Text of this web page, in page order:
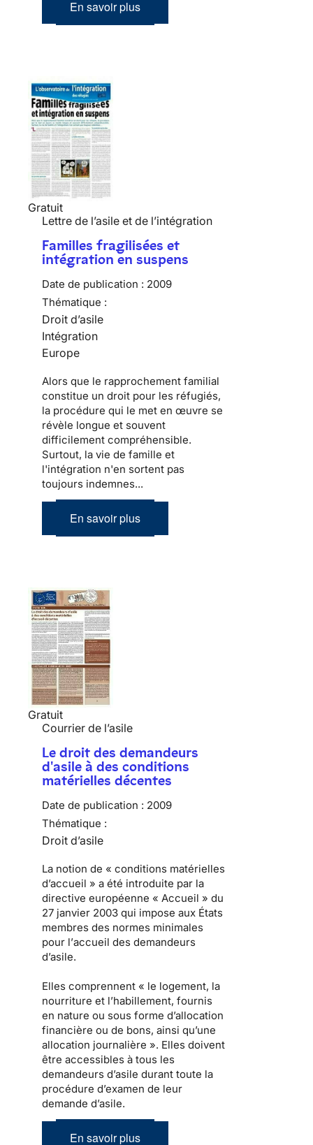
En savoir plus
Gratuit
Lettre de l’asile et de l’intégration
Familles fragilisées et
intégration en suspens
Date de publication : 2009
Thématique :
Droit d’asile
Intégration
Europe
Alors que le rapprochement familial
constitue un droit pour les réfugiés,
la procédure qui le met en œuvre se
révèle longue et souvent
difficilement compréhensible.
Surtout, la vie de famille et
l'intégration n'en sortent pas
toujours indemnes...
En savoir plus
Gratuit
Courrier de l’asile
Le droit des demandeurs
d'asile à des conditions
matérielles décentes
Date de publication : 2009
Thématique :
Droit d’asile
La notion de « conditions matérielles
d’accueil » a été introduite par la
directive européenne « Accueil » du
27 janvier 2003 qui impose aux États
membres des normes minimales
pour l’accueil des demandeurs
d’asile.
Elles comprennent « le logement, la
nourriture et l’habillement, fournis
en nature ou sous forme d’allocation
financière ou de bons, ainsi qu’une
allocation journalière ». Elles doivent
être accessibles à tous les
demandeurs d’asile durant toute la
procédure d’examen de leur
demande d’asile.
En savoir plus